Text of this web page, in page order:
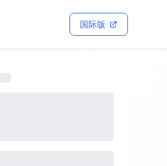
国际版